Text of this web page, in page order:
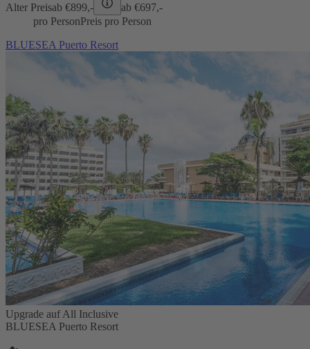
Alter Preisab €899,- ab €697,-
pro PersonPreis pro Person
BLUESEA Puerto Resort
Upgrade auf All Inclusive
BLUESEA Puerto Resort